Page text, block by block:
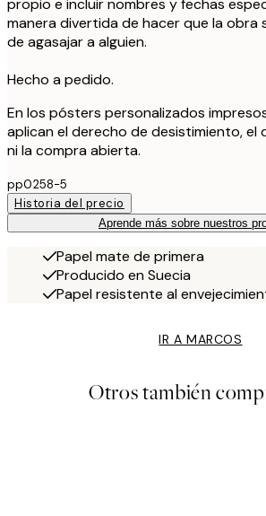
propio e incluir nombres y fechas
manera divertida de hacer que la obra
de agasajar a alguien.
Hecho a pedido.
En los pósters personalizados
aplican el derecho de desistimiento, el
ni la compra abierta.
pp0258-5
Historia del precio
Aprende más sobre nuestros
Papel mate de primera
Producido en Suecia
Papel resistente al
IR A MARCOS
Otros también